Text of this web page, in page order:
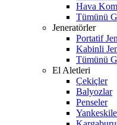
Hava
Tümünü
Jeneratörler
Portatif
Kabinli
Tümünü
El Aletleri
Çekiçler
Balyozlar
Penseler